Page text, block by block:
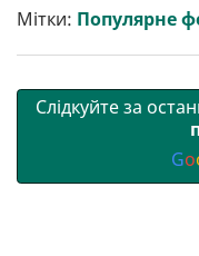
Мітки: Популярне
Слідкуйте за
Go